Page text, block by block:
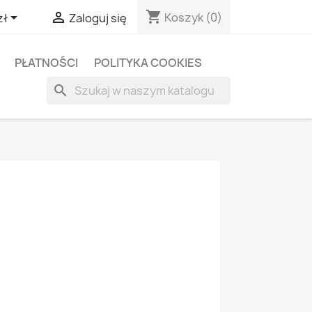
  Zaloguj się shopping_cart Koszyk (0)
PŁATNOŚCI POLITYKA COOKIES
search